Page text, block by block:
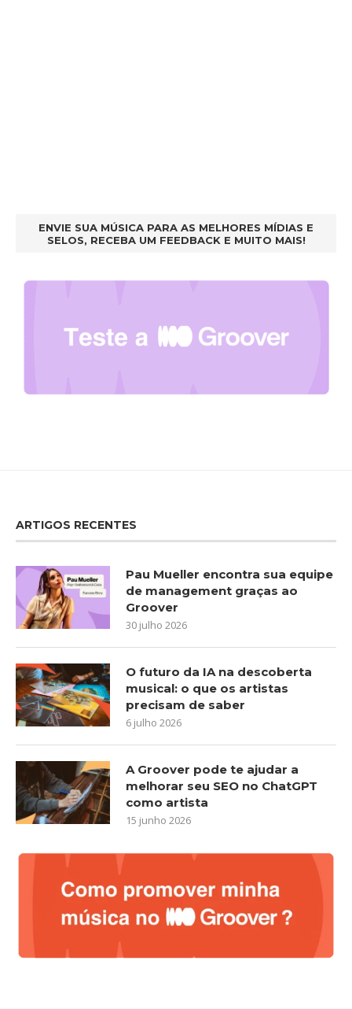
ENVIE SUA MÚSICA PARA AS MELHORES MÍDIAS E
SELOS, RECEBA UM FEEDBACK E MUITO MAIS!
ARTIGOS RECENTES
Pau Mueller encontra sua equipe
de management graças ao
Groover
30 julho 2026
O futuro da IA na descoberta
musical: o que os artistas
precisam de saber
6 julho 2026
A Groover pode te ajudar a
melhorar seu SEO no ChatGPT
como artista
15 junho 2026